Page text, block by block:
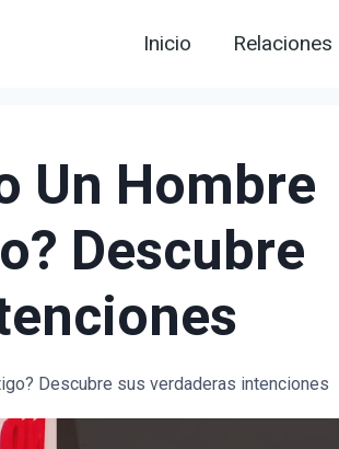
Inicio Relaciones
Un Hombre
Descubre
Descubre sus verdaderas intenciones